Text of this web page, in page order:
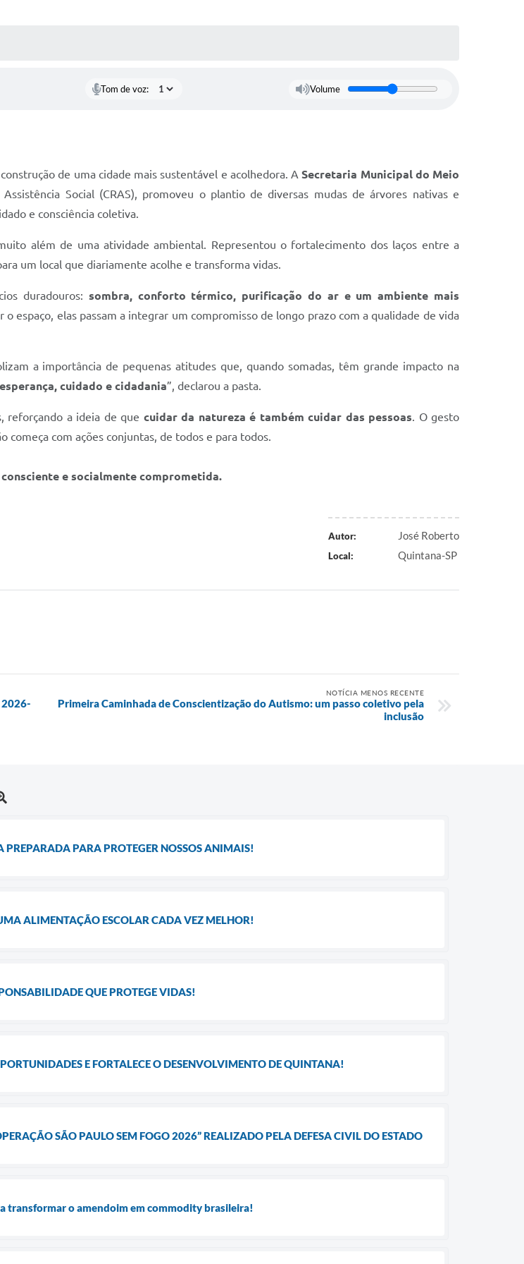
Tom de voz: Volume
de uma cidade mais sustentável e acolhedora. ASecretaria Municipal do Meio
Social (CRAS), promoveu o plantio de diversas mudas de árvores nativas e
e consciência coletiva.
além de uma atividade ambiental. Representou o fortalecimento dos laços entre a
um local que diariamente acolhe e transforma vidas.
duradouros: sombra, conforto térmico, purificação do ar e um ambiente mais
espaço, elas passam a integrar um compromisso de longo prazo com a qualidade de vida
a importância de pequenas atitudes que, quando somadas, têm grande impacto na
cuidado e cidadania”, declarou a pasta.
reforçando a ideia de que cuidar da natureza é também cuidar das pessoas. O gesto
com ações conjuntas, de todos e para todos.
e socialmente comprometida.
Autor: José Roberto
Local: Quintana-SP
2026-
NOTÍCIA MENOS RECENTE
Primeira Caminhada de Conscientização do Autismo: um passo coletivo pela
inclusão
PARA PROTEGER NOSSOS ANIMAIS!
ALIMENTAÇÃO ESCOLAR CADA VEZ MELHOR!
QUE PROTEGE VIDAS!
E FORTALECE O DESENVOLVIMENTO DE QUINTANA!
SÃO PAULO SEM FOGO 2026” REALIZADO PELA DEFESA CIVIL DO ESTADO
transformar o amendoim em commodity brasileira!